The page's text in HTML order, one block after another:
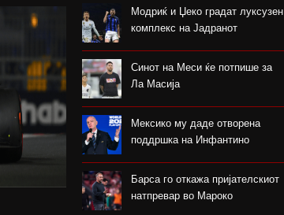
Модриќ и Џеко градат луксузен
комплекс на Јадранот
Синот на Меси ќе потпише за
Ла Масија
Мексико му даде отворена
поддршка на Инфантино
Барса го откажа пријателскиот
натпревар во Мароко